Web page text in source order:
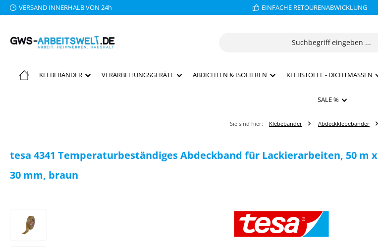
Hauptinhalt springen
Zur Suche springen
Zur Hauptnavigation springen
VERSAND INNERHALB VON 24h EINFACHE RETOURENABWICKLUNG
KLEBEBÄNDER VERARBEITUNGSGERÄTE ABDICHTEN & ISOLIEREN KLEBSTOFFE - DICHTMASSEN
SALE %
Sie sind hier: Klebebänder Abdeckklebebänder
tesa 4341 Temperaturbeständiges Abdeckband für Lackierarbeiten, 50 m x
30 mm, braun